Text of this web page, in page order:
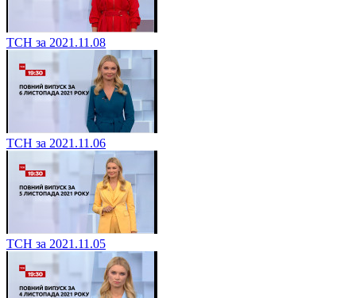
ТСН за 2021.11.08
ТСН за 2021.11.06
ТСН за 2021.11.05